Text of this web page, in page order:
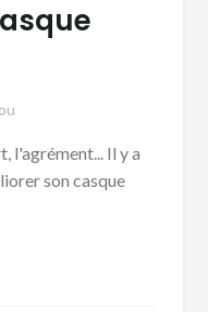
l'agrément... Il y a
son casque